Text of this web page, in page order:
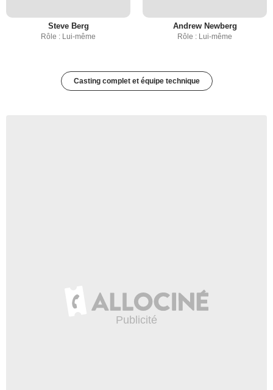
Steve Berg
Rôle : Lui-même
Andrew Newberg
Rôle : Lui-même
Casting complet et équipe technique